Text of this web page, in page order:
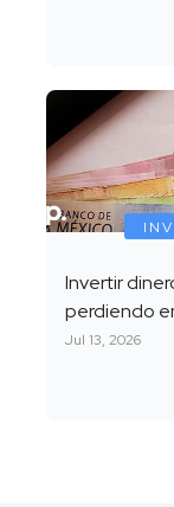
Invertir
perdiendo
Jul 13, 2026